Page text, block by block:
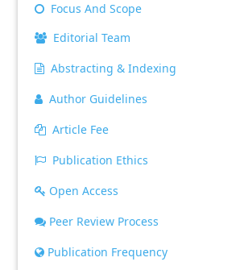
Focus And Scope
Editorial Team
Abstracting & Indexing
Author Guidelines
Article Fee
Publication Ethics
Open Access
Peer Review Process
Publication Frequency